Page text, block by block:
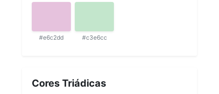
#e6c2dd #c3e6cc
Cores Triádicas